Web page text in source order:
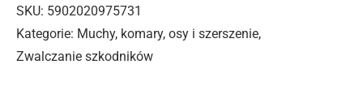
SKU: 5902020975731
Kategorie: Muchy, komary, osy i szerszenie,
Zwalczanie szkodników